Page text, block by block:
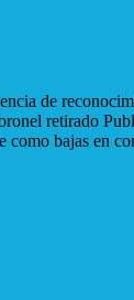
de
retirado
como bajas en